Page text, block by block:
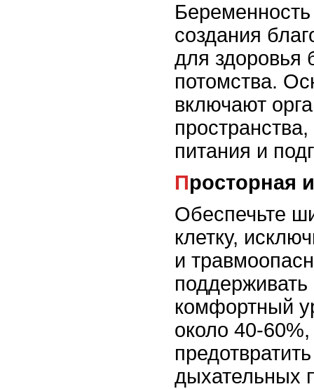
создания
для здоровья
потомства.
включают
питания и
Просторная
Обеспечьте
клетку,
и
поддерживать
комфортный
около 40-
дыхательных